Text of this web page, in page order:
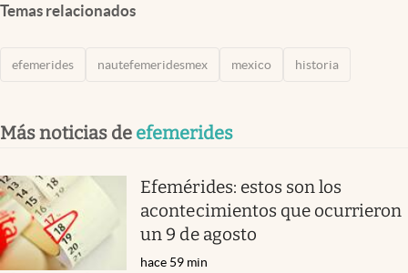
Temas relacionados
efemerides nautefemeridesmex mexico historia
Más noticias de efemerides
Efemérides: estos son los
acontecimientos que ocurrieron
un 9 de agosto
hace 59 min